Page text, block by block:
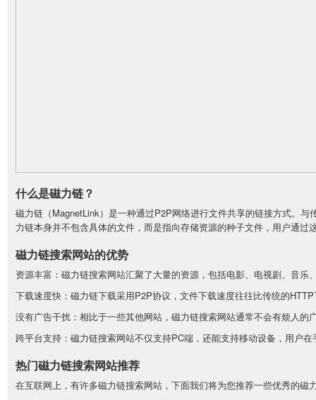
什么是磁力链？
磁力链（MagnetLink）是一种通过P2P网络进行文件共享的链接方式。
力链本身并不包含具体的文件，而是指向存储资源的种子文件，用户通
磁力链搜索网站的优势
资源丰富：磁力链搜索网站汇聚了大量的资源，包括电影、电视剧、音
下载速度快：磁力链下载采用P2P协议，文件下载速度往往比传统的
没有广告干扰：相比于一些其他网站，磁力链搜索网站通常不会有烦人
跨平台支持：磁力链搜索网站不仅支持PC端，还能支持移动设备，用户
热门磁力链搜索网站推荐
在互联网上，有许多磁力链搜索网站，下面我们将为您推荐一些优秀的磁